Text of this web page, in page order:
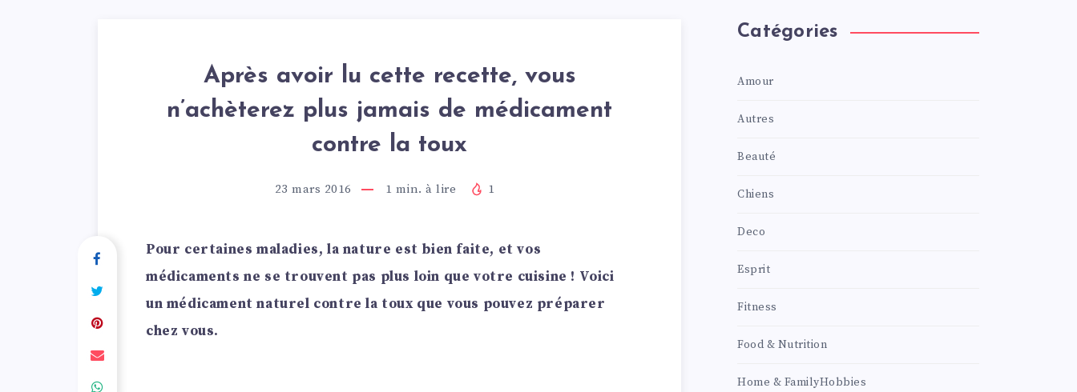
Après avoir lu cette recette, vous
n’achèterez plus jamais de médicament
contre la toux
23 mars 2016 1 min. à lire 1
Pour certaines maladies, la nature est bien faite, et vos
médicaments ne se trouvent pas plus loin que votre cuisine ! Voici
un médicament naturel contre la toux que vous pouvez préparer
chez vous.
Catégories
Amour
Autres
Beauté
Chiens
Deco
Esprit
Fitness
Food & Nutrition
Home & FamilyHobbies